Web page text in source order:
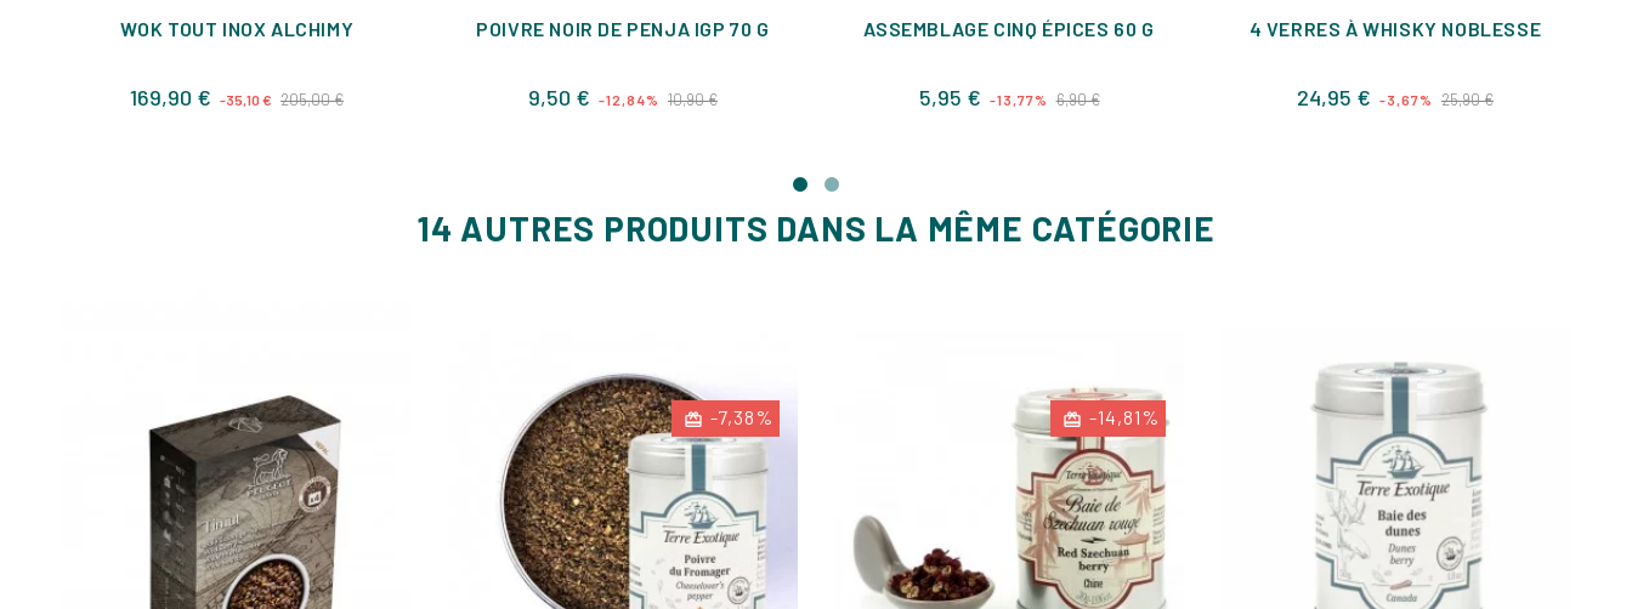
WOK TOUT INOX ALCHIMY
169,90 € Prix
-35,10 € 205,00 €Prix
POIVRE NOIR DE PENJA IGP 70 G
9,50 € Prix
-12,84% 10,90 €Prix
ASSEMBLAGE CINQ ÉPICES 60 G
5,95 € Prix
-13,77% 6,90 €Prix
4 VERRES À WHISKY NOBLESSE
24,95 € Prix
-3,67% 25,90 €Prix
14 AUTRES PRODUITS DANS LA MÊME CATÉGORIE
-7,38% -14,81%